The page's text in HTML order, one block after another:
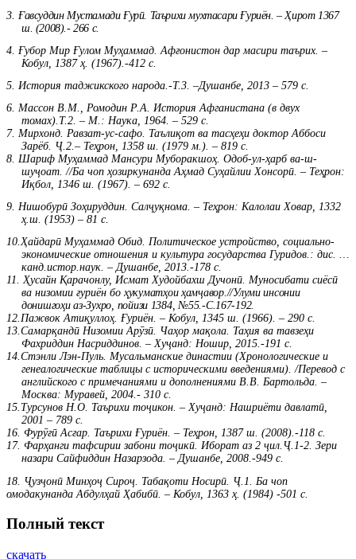
3. Ғавсуддин МустамадиҒурӣ. ТаърихимухтасариҒуриён . – Ҳирот 1367
ш. (2008).- 266 с.
4. Ғубор Мир Ғулом Муҳаммад. Афғонистон дар масири таърих. –
Кобул, 1387 ҳ. (1967).-412 с.
5. История таджикского народа.-Т.3. –Душанбе , 2013 – 579 с.
6. Массон В.М., Ромодин Р.А. История Афганистана (в двух
томах).Т.2. –М.: Наука, 1964. – 529 с.
7. Мирхонд. Равзат-ус-сафо. Таълиқот ва тасҳеҳи доктор Аббоси
Зарёб. Ҷ.2.– Теҳрон, 1358 ш. (1979 м.). – 819 с.
8. Шариф Муҳаммад Мансури Муборакшоҳ. Одоб-ул-ҳарб ва-ш-
шуҷоат. //Ба чоп ҳозиркунанда Аҳмад Суҳайлии Хонсорӣ. – Теҳрон:
Иқбол, 1346 ш. (1967). – 692 с.
9. Нишобурӣ Зоҳируддин. Салҷуқнома. – Теҳрон: Калолаи Ховар, 1332
ҳ.ш. (1953) – 81 с.
10.Ҳайдарӣ Муҳаммад Обид. Политическое устройство, социально-
экономические отно­шения и культура государства Гуридов.: дис. …
канд.истор.наук. – Душанбе, 2013.-178 с.
11. Ҳусайн Қарачонлу, Исмат Худойбахш Дучонӣ. Муносибати сиёсӣ
ва низомии ғуриён бо ҳукуматҳои ҳамҷавор.//Улуми инсонии
донишгоҳи аз-Зухро, пойизи 1384, №55.-С.167-192.
12.Пажвок Атиқуллоҳ. Ғуриён. – Кобул, 1345 ш. (1966). – 290 с.
13.Самарқандӣ Низомии Арӯзӣ. Чаҳор мақола. Таҳия ва тавзеҳи
Фахриддин Насриддинов. – Хуҷанд: Ношир, 2015.-191 с.
14.Стэнли Лэн-Пуль. Мусальманские династии (Хронологические и
генеалогические табли­цы с историческими введениями). /Перевод с
английского с примечаниями и дополнениями В.В. Бартольда. –
Москва: Муравей, 2004.- 310 с.
15.Турсунов Н.О. Таърихи тоҷикон. – Хуҷанд: Нашриёти давлатӣ,
2001 – 789 с.
16. Фурӯғӣ Асғар. Таърихи Ғуриён. – Теҳрон, 1387 ш. (2008).-118 с.
17. Фарҳанги тафсирии забони тоҷикӣ. Иборат аз 2 ҷил.Ҷ.1-2. Зери
назари Сайфиддин Назарзода. – Душанбе, 2008.-949 с.
18. Ҷузҷонӣ Минҳоҷ Сироҷ. Табақоти Носирӣ. Ҷ.1. Ба чоп
омодакунанда Абдулҳай Ҳабибӣ. – Кобул, 1363 ҳ. (1984) -501 с.
Полный текст
скачать